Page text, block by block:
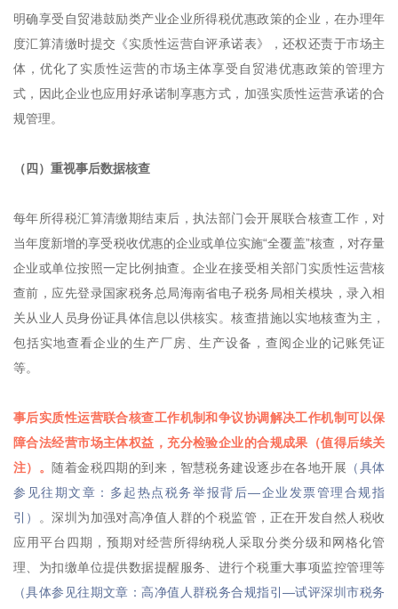
明确享受自贸港鼓励类产业企业所得税优惠政策的企业，在办理年
度汇算清缴时提交《实质性运营自评承诺表》，还权还责于市场主
体，优化了实质性运营的市场主体享受自贸港优惠政策的管理方
式，因此企业也应用好承诺制享惠方式，加强实质性运营承诺的合
规管理。
（四）重视事后数据核查
每年所得税汇算清缴期结束后，执法部门会开展联合核查工作，对
当年度新增的享受税收优惠的企业或单位实施“全覆盖”核查，对存量
企业或单位按照一定比例抽查。企业在接受相关部门实质性运营核
查前，应先登录国家税务总局海南省电子税务局相关模块，录入相
关从业人员身份证具体信息以供核实。核查措施以实地核查为主，
包括实地查看企业的生产厂房、生产设备，查阅企业的记账凭证
等。
事后实质性运营联合核查工作机制和争议协调解决工作机制可以保
障合法经营市场主体权益，充分检验企业的合规成果（值得后续关
注）。
随着金税四期的到来，智慧税务建设逐步在各地开展 （具体
参见往期文章：多起热点税务举报背后—企业发票管理合规指
引）
。深圳为加强对高净值人群的个税监管，正在开发自然人税收
应用平台四期，预期对经营所得纳税人采取分类分级和网格化管
理、为扣缴单位提供数据提醒服务、进行个税重大事项监控管理等
（具体参见往期文章：高净值人群税务合规指引—试评深圳市税务